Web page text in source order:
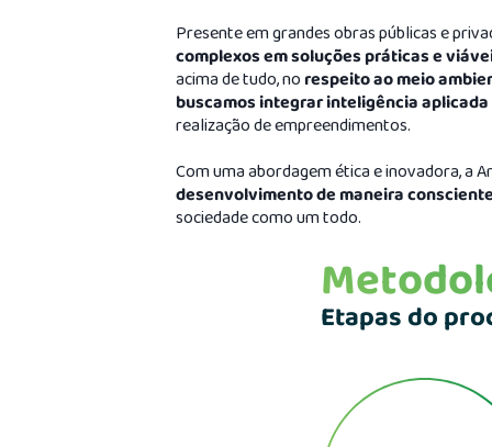
Presente em grandes obras públicas e
complexos em soluções práticas e
acima de tudo, norespeito ao meio
buscamos integrar inteligência
realização de empreendimentos.
Com uma abordagem ética e inovadora, a
desenvolvimento de maneira
sociedade como um todo.
Etapas do